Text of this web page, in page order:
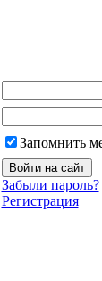
Запомнить
Забыли пароль?
Регистрация